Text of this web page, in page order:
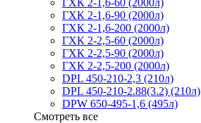
ГХК 2-1,6-90 (2000л)
ГХК 2-1,6-200 (2000л)
ГХК 2-2,5-60 (2000л)
ГХК 2-2,5-90 (2000л)
ГХК 2-2,5-200 (2000л)
DPL 450-210-2,3 (210л)
DPL 450-210-2.88(3.2) (210л)
DPW 650-495-1,6 (495л)
Смотреть все